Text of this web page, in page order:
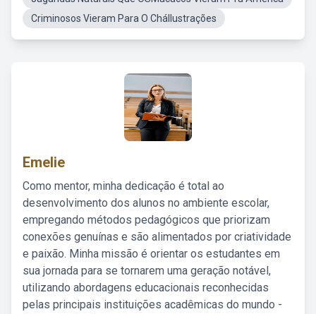
Criminosos Vieram Para O CháIlustrações
Emelie
Como mentor, minha dedicação é total ao
desenvolvimento dos alunos no ambiente escolar,
empregando métodos pedagógicos que priorizam
conexões genuínas e são alimentados por criatividade
e paixão. Minha missão é orientar os estudantes em
sua jornada para se tornarem uma geração notável,
utilizando abordagens educacionais reconhecidas
pelas principais instituições acadêmicas do mundo -